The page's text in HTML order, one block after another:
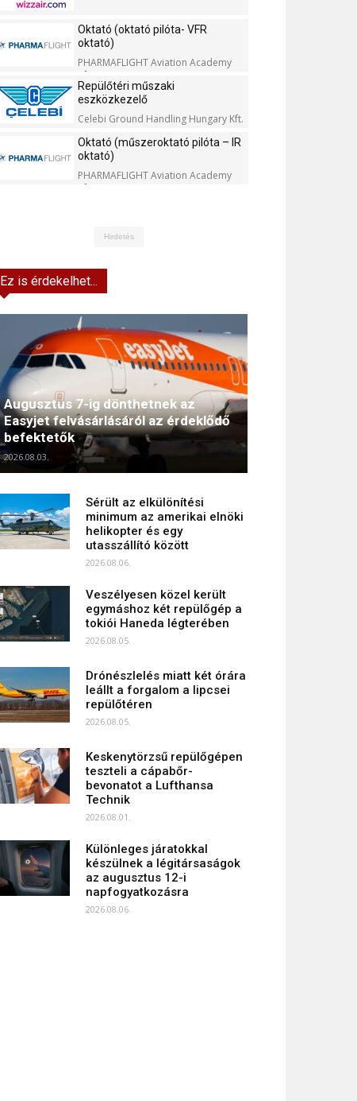
Oktató (oktató pilóta- VFR
oktató)
PHARMAFLIGHT Aviation Academy
Kft.
Repülőtéri műszaki
eszközkezelő
Celebi Ground Handling Hungary Kft.
Oktató (műszeroktató pilóta – IR
oktató)
PHARMAFLIGHT Aviation Academy
Kft.
Hirdetés
Ez is érdekelhet...
Augusztus 7-ig dönthetnek az
Easyjet felvásárlásáról az érdeklődő
befektetők
2026.08.03.
Sérült az elkülönítési
minimum az amerikai elnöki
helikopter és egy
utasszállító között
2026.08.06.
Veszélyesen közel került
egymáshoz két repülőgép a
tokiói Haneda légterében
2026.08.05.
Drónészlelés miatt két órára
leállt a forgalom a lipcsei
repülőtéren
2026.08.05.
Keskenytörzsű repülőgépen
teszteli a cápabőr-
bevonatot a Lufthansa
Technik
2026.08.01.
Különleges járatokkal
készülnek a légitársaságok
az augusztus 12-i
napfogyatkozásra
2026.08.06.